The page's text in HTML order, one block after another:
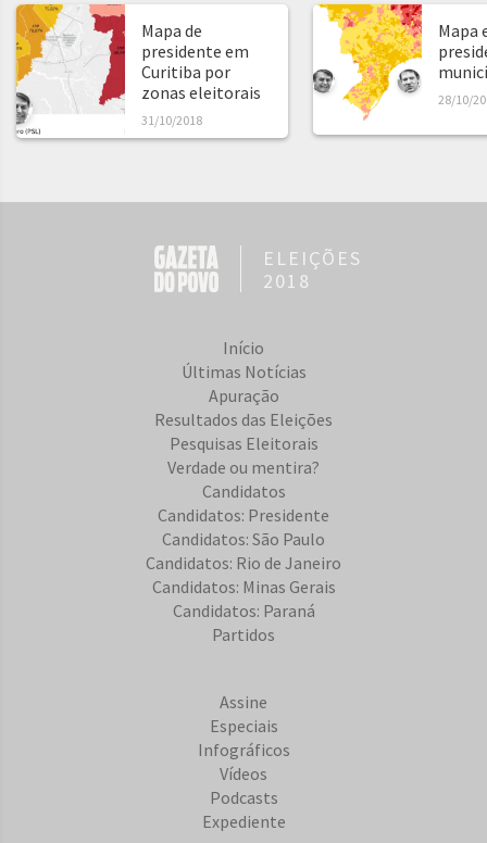
Mapa de
presidente em
Curitiba por
zonas eleitorais
31/10/2018
Mapa
28/10/
ELEIÇÕES
2018
Início
Últimas Notícias
Apuração
Resultados das Eleições
Pesquisas Eleitorais
Verdade ou mentira?
Candidatos
Candidatos: Presidente
Candidatos: São Paulo
Candidatos: Rio de Janeiro
Candidatos: Minas Gerais
Candidatos: Paraná
Partidos
Assine
Especiais
Infográficos
Vídeos
Podcasts
Expediente